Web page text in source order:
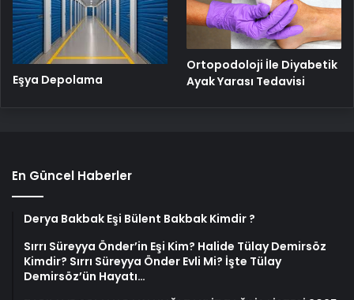
Eşya Depolama
Ortopodoloji İle Diyabetik
Ayak Yarası Tedavisi
En Güncel Haberler
Derya Bakbak Eşi Bülent Bakbak Kimdir ?
Sırrı Süreyya Önder’in Eşi Kim? Halide Tülay Demirsöz
Kimdir? Sırrı Süreyya Önder Evli Mi? İşte Tülay
Demirsöz’ün Hayatı…